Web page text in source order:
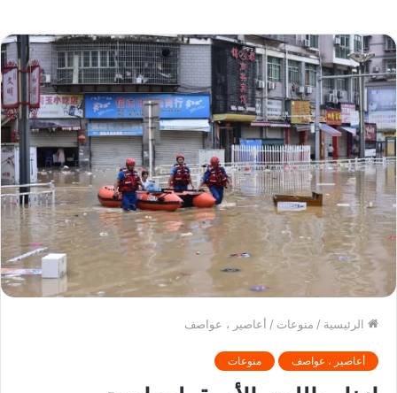
الرئيسية / منوعات / أعاصير ، عواصف
أعاصير ، عواصف منوعات